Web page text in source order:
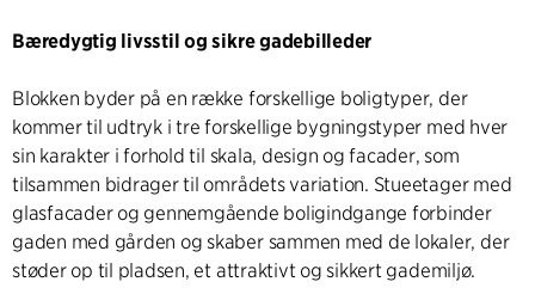
Bæredygtig livsstil og sikre gadebilleder
Blokken byder på en række forskellige boligtyper, der
kommer til udtryk i tre forskellige bygningstyper med hver
sin karakter i forhold til skala, design og facader, som
tilsammen bidrager til områdets variation. Stueetager med
glasfacader og gennemgående boligindgange forbinder
gaden med gården og skaber sammen med de lokaler, der
støder op til pladsen, et attraktivt og sikkert gademiljø.